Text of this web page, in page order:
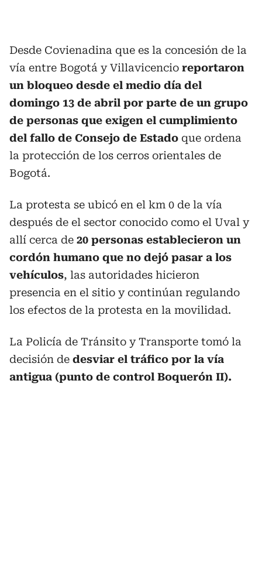
Desde Covienadina que es la concesión de la
vía entre Bogotá y Villavicencio reportaron
un bloqueo desde el medio día del
domingo 13 de abril por parte de un grupo
de personas que exigen el cumplimiento
del fallo de Consejo de Estado que ordena
la protección de los cerros orientales de
Bogotá.
La protesta se ubicó en el km 0 de la vía
después de el sector conocido como el Uval y
allí cerca de 20 personas establecieron un
cordón humano que no dejó pasar a los
vehículos, las autoridades hicieron
presencia en el sitio y continúan regulando
los efectos de la protesta en la movilidad.
La Policía de Tránsito y Transporte tomó la
decisión de desviar el tráfico por la vía
antigua (punto de control Boquerón II).